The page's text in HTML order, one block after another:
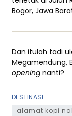
Bogor, Jawa
Dan itulah tadi
Megamendung,
opening nanti?
DESTINASI
alamat kopi